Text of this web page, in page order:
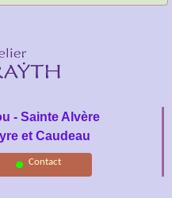
- Sainte Alvère
et Caudeau
Contact